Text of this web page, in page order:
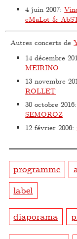
4 juin 2007:
eMaLot &
Autres concerts de
14 décembre
MEIRINO
13 novembre
ROLLET
30 octobre 2016
SEMOROZ
12 février 2006:
programme
label
diaporama